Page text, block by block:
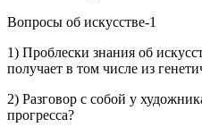
Вопросы об искусстве-1
1) Проблески знания об
получает в том числе из
2) Разговор с собой у
прогресса?